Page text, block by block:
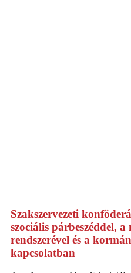
Szakszervezeti
szociális párbeszéddel,
rendszerével és a
kapcsolatban